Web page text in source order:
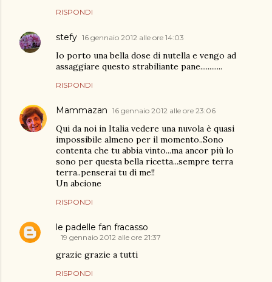
RISPONDI
stefy 16 gennaio 2012 alle ore 14:03
Io porto una bella dose di nutella e vengo ad
assaggiare questo strabiliante pane............
RISPONDI
Mammazan 16 gennaio 2012 alle ore 23:06
Qui da noi in Italia vedere una nuvola è quasi
impossibile almeno per il momento..Sono
contenta che tu abbia vinto...ma ancor più lo
sono per questa bella ricetta...sempre terra
terra..penserai tu di me!!
Un abcione
RISPONDI
le padelle fan fracasso
19 gennaio 2012 alle ore 21:37
grazie grazie a tutti
RISPONDI